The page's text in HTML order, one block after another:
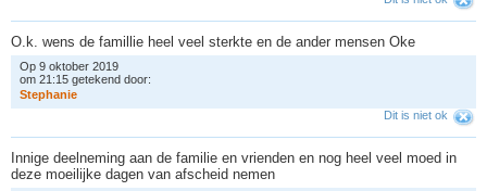
O.k. wens de famillie heel veel sterkte en de ander mensen Oke
Op 9 oktober 2019
om 21:15 getekend door:
Stephanie
Dit is niet ok
Innige deelneming aan de familie en vrienden en nog heel veel moed in
deze moeilijke dagen van afscheid nemen